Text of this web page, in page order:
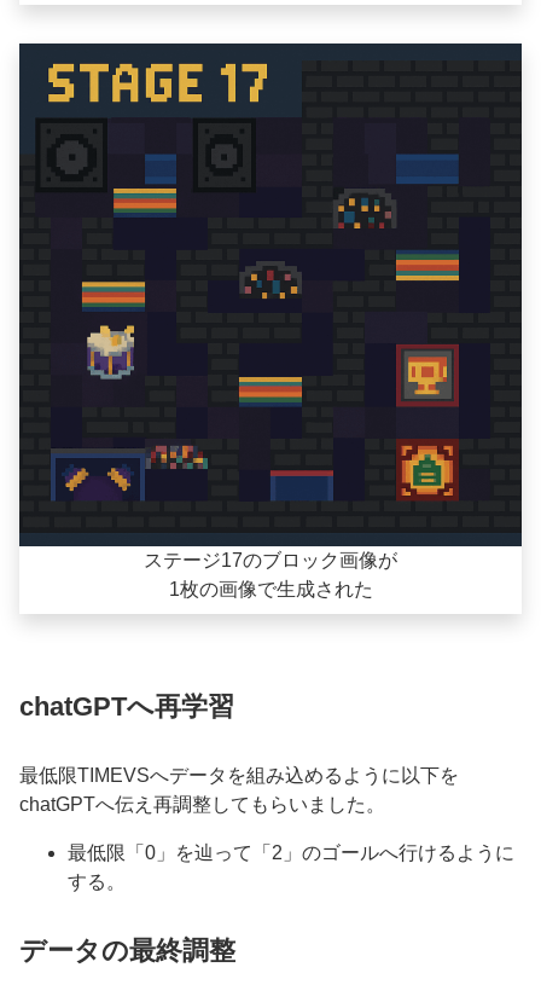
ステージ17のブロック画像が
1枚の画像で生成された
chatGPTへ再学習
最低限TIMEVSへデータを組み込めるように以下を
chatGPTへ伝え再調整してもらいました。
最低限「0」を辿って「2」のゴールへ行けるように
する。
データの最終調整